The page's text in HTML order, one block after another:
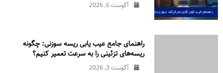
آگوست 6, 2026
راهنمای جامع عیب یابی ریسه سوزنی: چگونه
ریسه‌های تزئینی را به سرعت تعمیر کنیم؟
آگوست 3, 2026